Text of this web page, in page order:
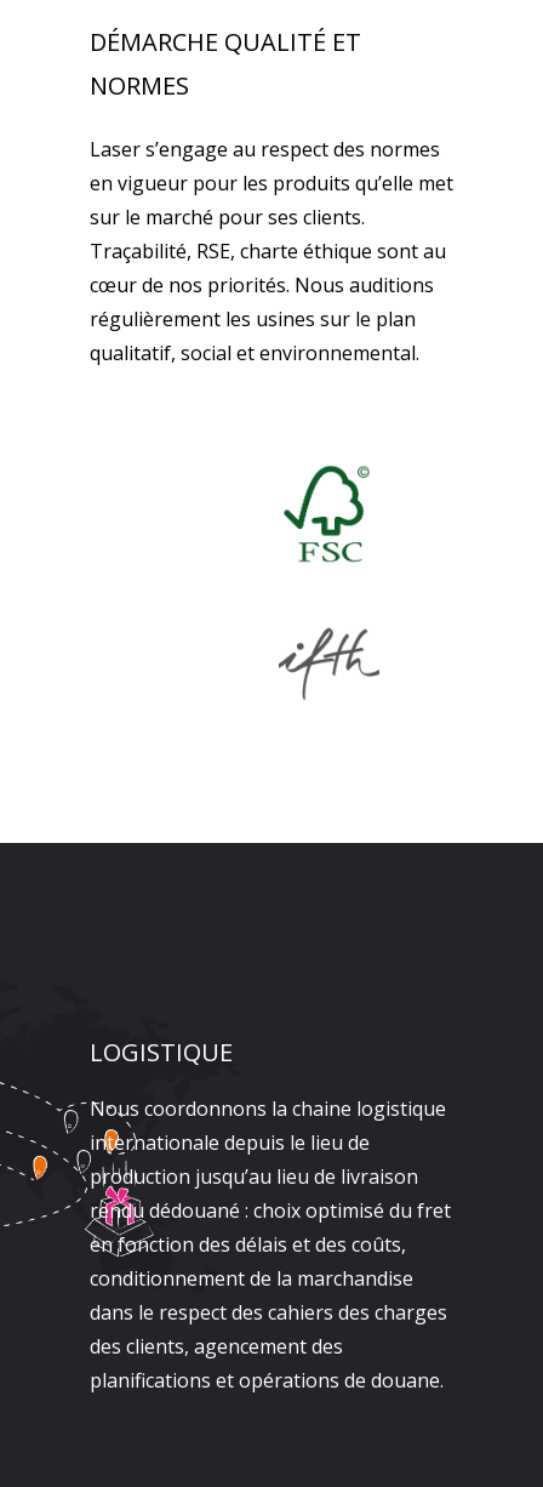
DÉMARCHE QUALITÉ ET
NORMES
Laser s’engage au respect des normes
en vigueur pour les produits qu’elle met
sur le marché pour ses clients.
Traçabilité, RSE, charte éthique sont au
cœur de nos priorités. Nous auditions
régulièrement les usines sur le plan
qualitatif, social et environnemental.
LOGISTIQUE
Nous coordonnons la chaine logistique
internationale depuis le lieu de
production jusqu’au lieu de livraison
rendu dédouané : choix optimisé du fret
en fonction des délais et des coûts,
conditionnement de la marchandise
dans le respect des cahiers des charges
des clients, agencement des
planifications et opérations de douane.